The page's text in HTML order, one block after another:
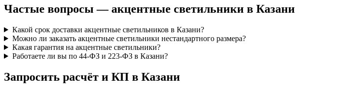
Частые вопросы —акцентные светильники в Казани
Какой срок доставки акцентные светильников в Казани?
Можно ли заказать акцентные светильники нестандартного размера?
Какая гарантия на акцентные светильники?
Работаете ли вы по 44-ФЗ и 223-ФЗ в Казани?
Запросить расчёт и КП в Казани